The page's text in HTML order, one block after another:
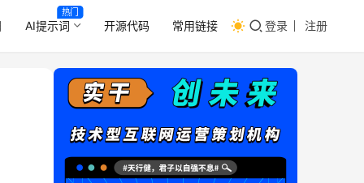
AI提示词
热门
开源代码 常用链接 登录 注册